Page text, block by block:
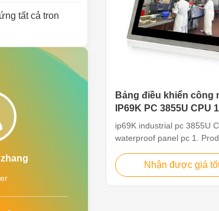
tất cả tron
Bảng điều khiển công
IP69K PC 3855U CPU
Bảng điều khiển chống
nước
ip69K industrial pc 3855U
waterproof panel pc 1.
Computer is an Intel-based
panel PC based on J1900,
CPU, enabling it to handle
Nhận được giá